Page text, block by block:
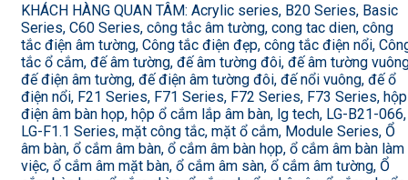
KHÁCH HÀNG QUAN TÂM: Acrylic series, B20 Series, Basic
Series, C60 Series, công tắc âm tường, cong tac dien, công
tắc điện âm tường, Công tắc điện đẹp, công tắc điện nổi,
tắc ổ cắm, đế âm tường, đế âm tường đôi, đế âm tường
đế điện âm tường, đế điện âm tường đôi, đế nổi vuông, đế ổ
điện nổi, F21 Series, F71 Series, F72 Series, F73 Series, hộp
điện âm bàn họp, hộp ổ cắm lắp âm bàn, lg tech, LG-B21-066,
LG-F1.1 Series, mặt công tắc, mặt ổ cắm, Module Series, Ổ
âm bàn, ổ cắm âm bàn, ổ cắm âm bàn họp, ổ cắm âm bàn làm
việc, ổ cắm âm mặt bàn, ổ cắm âm sàn, ổ cắm âm tường, Ổ